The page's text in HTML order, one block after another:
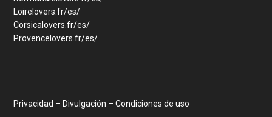
Loirelovers.fr/es/
Corsicalovers.fr/es/
Provencelovers.fr/es/
Privacidad – Divulgación – Condiciones de uso